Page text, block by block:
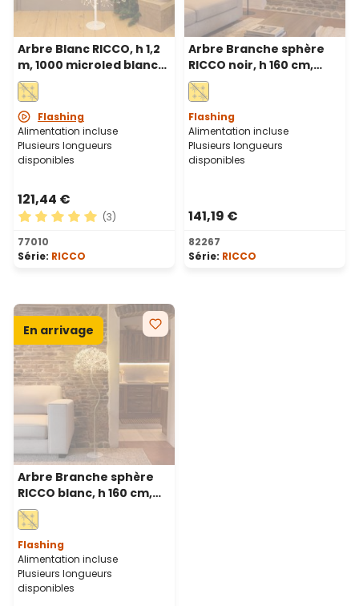
Arbre Blanc RICCO, h 1,2
m, 1000 microled blanc
chaud, intérieur
Flashing
Alimentation incluse
Plusieurs longueurs
disponibles
121,44 €
Note moyenne de 5 sur 5 étoiles
(3)
77010
Série: RICCO
Arbre Branche sphère
RICCO noir, h 160 cm,
1350 microled blanc
chaud, intérieur
Flashing
Alimentation incluse
Plusieurs longueurs
disponibles
141,19 €
82267
Série: RICCO
En arrivage
Arbre Branche sphère
RICCO blanc, h 160 cm,
1350 microled blanc
chaud, intérieur
Flashing
Alimentation incluse
Plusieurs longueurs
disponibles